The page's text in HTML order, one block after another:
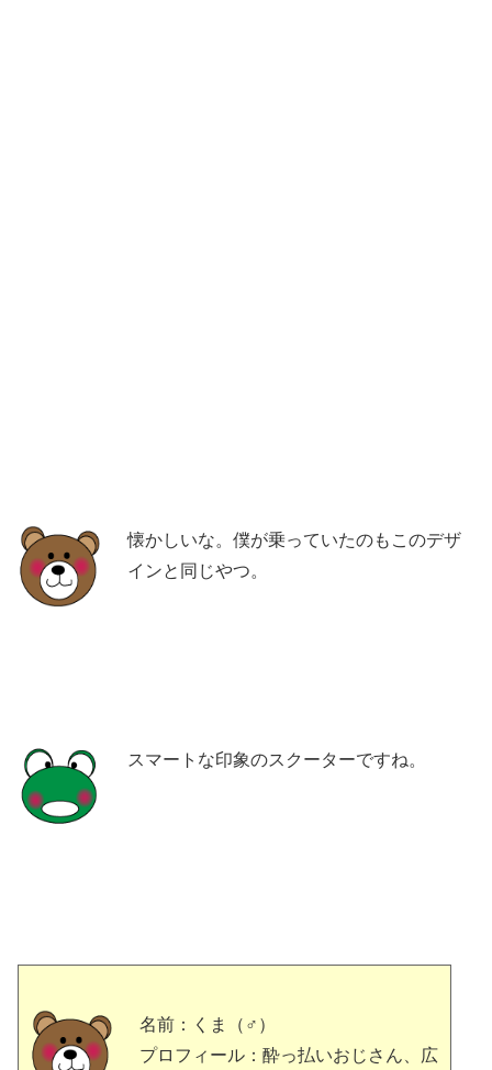
懐かしいな。僕が乗っていたのもこのデザ
インと同じやつ。
スマートな印象のスクーターですね。
名前：くま（♂）
プロフィール：酔っ払いおじさん、広